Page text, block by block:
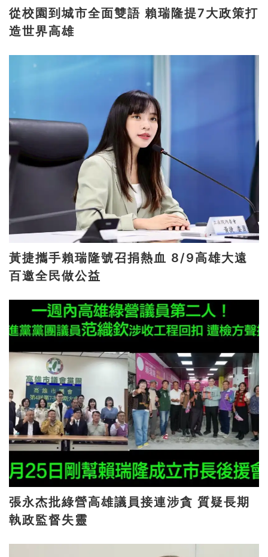
從校園到城市全面雙語 賴瑞隆提7大政策打
造世界高雄
黃捷攜手賴瑞隆號召捐熱血 8/9高雄大遠
百邀全民做公益
張永杰批綠營高雄議員接連涉貪 質疑長期
執政監督失靈